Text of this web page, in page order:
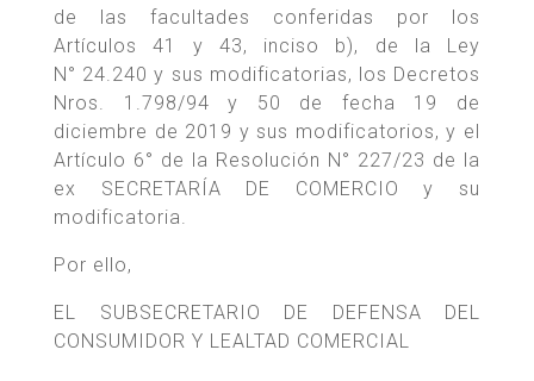
de las facultades conferidas por los
Artículos 41 y 43, inciso b), de la Ley
N° 24.240 y sus modificatorias, los Decretos
Nros. 1.798/94 y 50 de fecha 19 de
diciembre de 2019 y sus modificatorios, y el
Artículo 6° de la Resolución N° 227/23 de la
ex SECRETARÍA DE COMERCIO y su
modificatoria.
Por ello,
EL SUBSECRETARIO DE DEFENSA DEL
CONSUMIDOR Y LEALTAD COMERCIAL